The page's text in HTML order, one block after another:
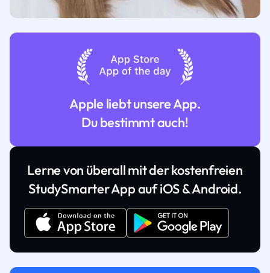
Apple liebt unsere App.
Du bestimmt auch!
Lerne von überall mit der kostenfreien
StudySmarter App auf iOS & Android.